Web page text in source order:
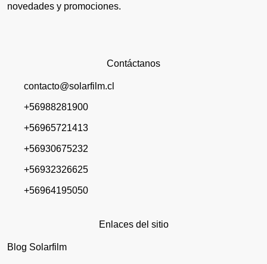
novedades y promociones.
Contáctanos
contacto@solarfilm.cl
+56988281900
+56965721413
+56930675232
+56932326625
+56964195050
Enlaces del sitio
Blog Solarfilm